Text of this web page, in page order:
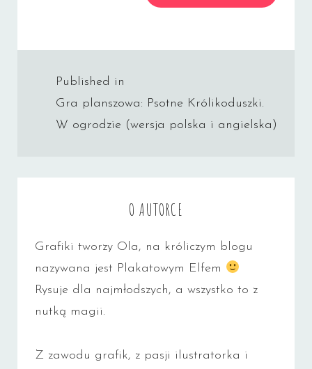
Nawigacja
wpisu
Published in
Gra planszowa: Psotne Królikoduszki.
W ogrodzie (wersja polska i angielska)
O AUTORCE
Grafiki tworzy Ola, na króliczym blogu
nazywana jest Plakatowym Elfem
Rysuje dla najmłodszych, a wszystko to z
nutką magii.
Z zawodu grafik, z pasji ilustratorka i